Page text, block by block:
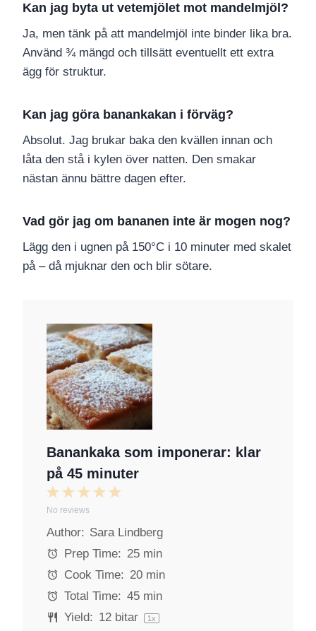
Kan jag byta ut vetemjölet mot mandelmjöl?
Ja, men tänk på att mandelmjöl inte binder lika bra.
Använd ¾ mängd och tillsätt eventuellt ett extra
ägg för struktur.
Kan jag göra banankakan i förväg?
Absolut. Jag brukar baka den kvällen innan och
låta den stå i kylen över natten. Den smakar
nästan ännu bättre dagen efter.
Vad gör jag om bananen inte är mogen nog?
Lägg den i ugnen på 150°C i 10 minuter med skalet
på – då mjuknar den och blir sötare.
Banankaka som imponerar: klar
på 45 minuter
5
t
r
4
t
a
r
s
3
t
a
r
s
2
S
t
a
r
s
1
S
t
a
No reviews
Author: Sara Lindberg
Prep Time: 25 min
Cook Time: 20 min
Total Time: 45 min
Yield: 12bitar 1x